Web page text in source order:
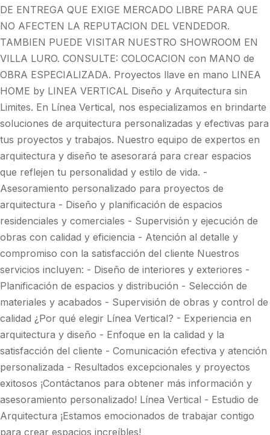
DE ENTREGA QUE EXIGE MERCADO LIBRE PARA QUE
NO AFECTEN LA REPUTACION DEL VENDEDOR.
TAMBIEN PUEDE VISITAR NUESTRO SHOWROOM EN
VILLA LURO. CONSULTE: COLOCACION con MANO de
OBRA ESPECIALIZADA. Proyectos llave en mano LINEA
HOME by LINEA VERTICAL Diseño y Arquitectura sin
Limites. En Línea Vertical, nos especializamos en brindarte
soluciones de arquitectura personalizadas y efectivas para
tus proyectos y trabajos. Nuestro equipo de expertos en
arquitectura y diseño te asesorará para crear espacios
que reflejen tu personalidad y estilo de vida. -
Asesoramiento personalizado para proyectos de
arquitectura - Diseño y planificación de espacios
residenciales y comerciales - Supervisión y ejecución de
obras con calidad y eficiencia - Atención al detalle y
compromiso con la satisfacción del cliente Nuestros
servicios incluyen: - Diseño de interiores y exteriores -
Planificación de espacios y distribución - Selección de
materiales y acabados - Supervisión de obras y control de
calidad ¿Por qué elegir Línea Vertical? - Experiencia en
arquitectura y diseño - Enfoque en la calidad y la
satisfacción del cliente - Comunicación efectiva y atención
personalizada - Resultados excepcionales y proyectos
exitosos ¡Contáctanos para obtener más información y
asesoramiento personalizado! Línea Vertical - Estudio de
Arquitectura ¡Estamos emocionados de trabajar contigo
para crear espacios increíbles!